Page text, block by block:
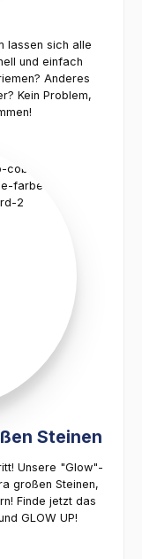
lassen sich alle
und einfach
Anderes
Kein Problem,
Steinen
Unsere "Glow"-
großen Steinen,
Finde jetzt das
GLOW UP!